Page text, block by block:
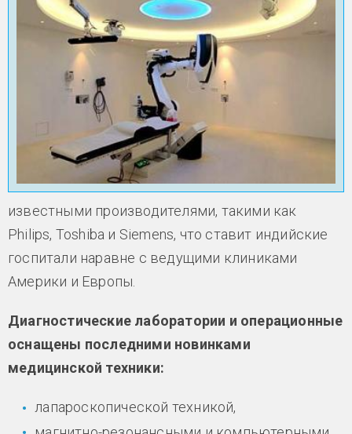
известными производителями, такими как
Philips, Toshiba и Siemens, что ставит индийские
госпитали наравне с ведущими клиниками
Америки и Европы.
Диагностические лаборатории и операционные
оснащены последними новинками
медицинской техники:
лапароскопической техникой,